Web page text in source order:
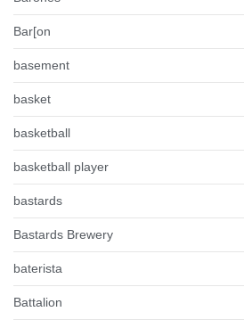
Bar[on
basement
basket
basketball
basketball player
bastards
Bastards Brewery
baterista
Battalion